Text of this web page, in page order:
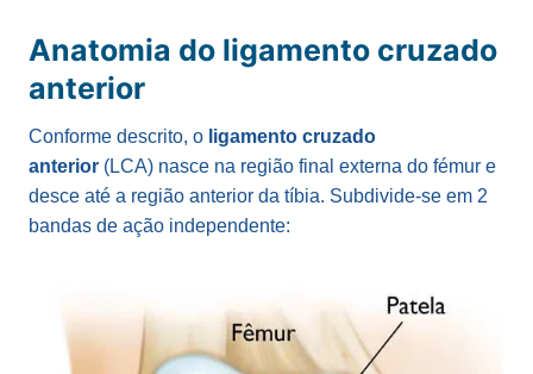
Anatomia do ligamento cruzado
anterior
Conforme descrito, o ligamento cruzado
anterior (LCA) nasce na região final externa do fémur e
desce até a região anterior da tíbia. Subdivide-se em 2
bandas de ação independente: